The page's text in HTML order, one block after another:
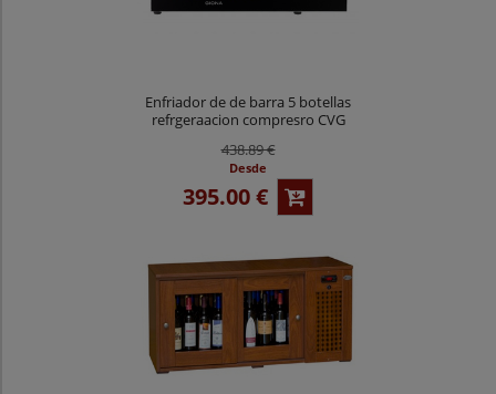
Enfriador de de barra 5 botellas
refrgeraacion compresro CVG
438.89 €
Desde
395.00 €